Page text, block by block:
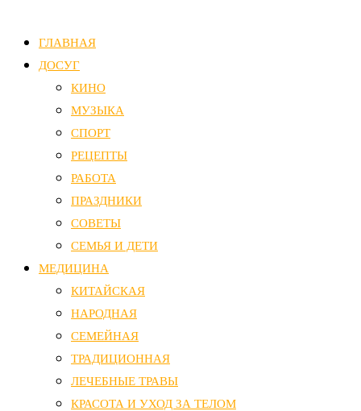
ГЛАВНАЯ
ДОСУГ
КИНО
МУЗЫКА
СПОРТ
РЕЦЕПТЫ
РАБОТА
ПРАЗДНИКИ
СОВЕТЫ
СЕМЬЯ И ДЕТИ
МЕДИЦИНА
КИТАЙСКАЯ
НАРОДНАЯ
СЕМЕЙНАЯ
ТРАДИЦИОННАЯ
ЛЕЧЕБНЫЕ ТРАВЫ
КРАСОТА И УХОД ЗА ТЕЛОМ